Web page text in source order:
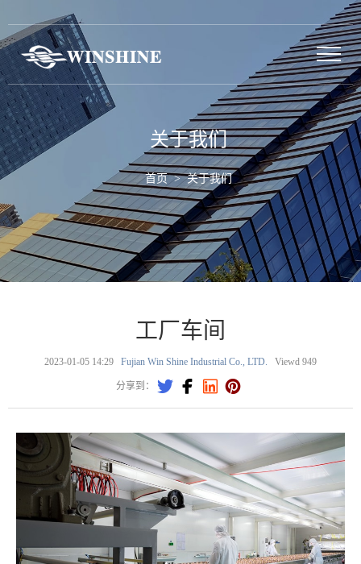
关于我们
首页> 关于我们
工厂车间
2023-01-05 14:29 Fujian Win Shine Industrial Co., LTD. Viewd 949
分享到：    